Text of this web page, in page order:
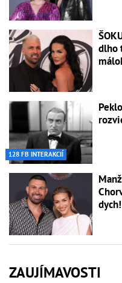
dlho
128 FB INTERAKCIÍ
ZAUJÍMAVOSTI